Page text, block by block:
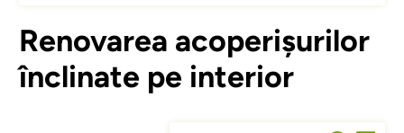
Renovarea acoperișurilor
înclinate pe interior